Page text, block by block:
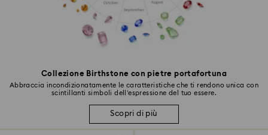
Collezione Birthstone con pietre portafortuna
Abbraccia incondizionatamente le caratteristiche che ti rendono unica con
scintillanti simboli dell’espressione del tuo essere.
Scopri di più